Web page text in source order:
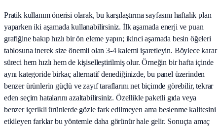
Pratik kullanım önerisi olarak, bu karşılaştırma sayfasını haftalık plan
yaparken iki aşamada kullanabilirsiniz. İlk aşamada enerji ve puan
grafiğine bakıp hızlı bir ön eleme yapın; ikinci aşamada besin öğeleri
tablosuna inerek size önemli olan 3-4 kalemi işaretleyin. Böylece karar
süreci hem hızlı hem de kişiselleştirilmiş olur. Örneğin bir hafta içinde
aynı kategoride birkaç alternatif denediğinizde, bu panel üzerinden
benzer ürünlerin güçlü ve zayıf taraflarını net biçimde görebilir, tekrar
eden seçim hatalarını azaltabilirsiniz. Özellikle paketli gıda veya
benzer içerikli ürünlerde gözle fark edilmeyen ama beslenme kalitesini
etkileyen farklar bu yöntemle daha görünür hale gelir. Sonuçta amaç